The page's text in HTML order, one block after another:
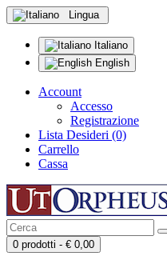
Lingua
Italiano
English
Account
Accesso
Registrazione
Lista Desideri (0)
Carrello
Cassa
0 prodotti - € 0,00